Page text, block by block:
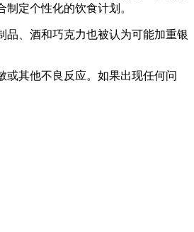
定个性化的饮食计划。
、酒和巧克力也被认为可能加重银
或其他不良反应。如果出现任何问